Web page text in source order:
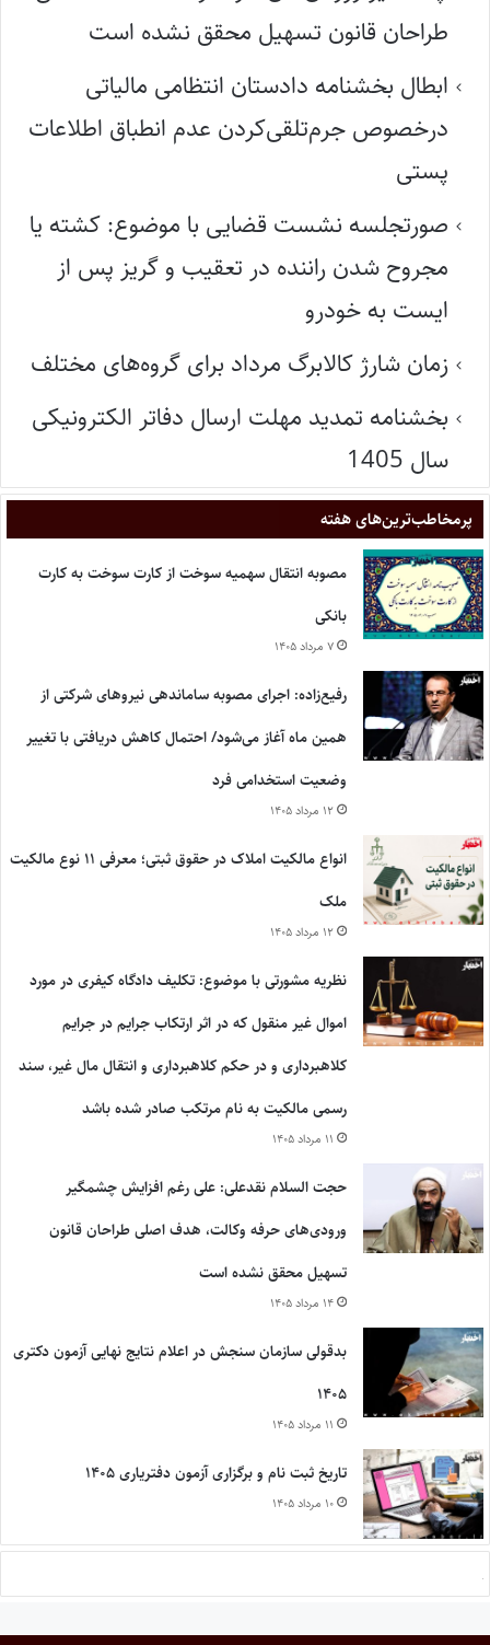
طراحان قانون تسهیل محقق نشده است
ابطال بخشنامه دادستان انتظامی مالیاتی
درخصوص جرم‌تلقی‌کردن عدم انطباق اطلاعات
پستی
صورتجلسه نشست قضایی با موضوع: کشته یا
مجروح شدن راننده در تعقیب و گریز پس از
ایست به خودرو
زمان شارژ کالابرگ مرداد برای گروه‌های مختلف
بخشنامه تمدید مهلت ارسال دفاتر الکترونیکی
سال 1405
پر‌مخاطب‌ترین‌های هفته
مصوبه انتقال سهمیه سوخت از کارت سوخت به کارت
بانکی
۷ مرداد ۱۴۰۵
رفیع‌زاده: اجرای مصوبه ساماندهی نیروهای شرکتی از
همین ماه آغاز می‌شود/ احتمال کاهش دریافتی با تغییر
وضعیت استخدامی فرد
۱۲ مرداد ۱۴۰۵
انواع مالکیت املاک در حقوق ثبتی؛ معرفی ۱۱ نوع مالکیت
ملک
۱۲ مرداد ۱۴۰۵
نظریه مشورتی با موضوع: تکلیف دادگاه کیفری در مورد
اموال غیر منقول که در اثر ارتکاب جرایم در جرایم
کلاهبرداری و در حکم کلاهبرداری و انتقال مال غیر، سند
رسمی مالکیت به نام مرتکب صادر شده باشد
۱۱ مرداد ۱۴۰۵
حجت السلام نقدعلی: علی رغم افزایش چشمگیر
ورودی‌های حرفه وکالت، هدف اصلی طراحان قانون
تسهیل محقق نشده است
۱۴ مرداد ۱۴۰۵
بدقولی سازمان سنجش در اعلام نتایج نهایی آزمون دکتری
۱۴۰۵
۱۱ مرداد ۱۴۰۵
تاریخ ثبت نام و برگزاری آزمون دفتریاری ۱۴۰۵
۱۰ مرداد ۱۴۰۵